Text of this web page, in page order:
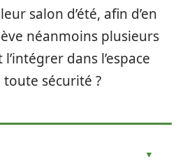
salon d’été, afin d’en
néanmoins plusieurs
dans l’espace
sécurité ?